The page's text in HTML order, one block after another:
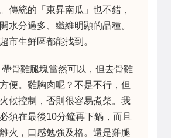
傳統的「東昇南瓜」也不錯，
水分過多、纖維明顯的品種。
市生鮮區都能找到。
帶骨雞腿塊當然可以，但去骨雞
便。雞胸肉呢？不是不行，但
候控制，否則很容易煮柴。我
須在最後10分鐘再下鍋，而且
火，口感勉強及格。還是雞腿